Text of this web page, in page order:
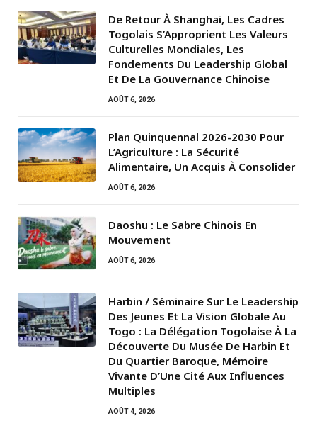
De Retour À Shanghai, Les Cadres
Togolais S’Approprient Les Valeurs
Culturelles Mondiales, Les
Fondements Du Leadership Global
Et De La Gouvernance Chinoise
AOÛT 6, 2026
Plan Quinquennal 2026-2030 Pour
L’Agriculture : La Sécurité
Alimentaire, Un Acquis À Consolider
AOÛT 6, 2026
Daoshu : Le Sabre Chinois En
Mouvement
AOÛT 6, 2026
Harbin / Séminaire Sur Le Leadership
Des Jeunes Et La Vision Globale Au
Togo : La Délégation Togolaise À La
Découverte Du Musée De Harbin Et
Du Quartier Baroque, Mémoire
Vivante D’Une Cité Aux Influences
Multiples
AOÛT 4, 2026